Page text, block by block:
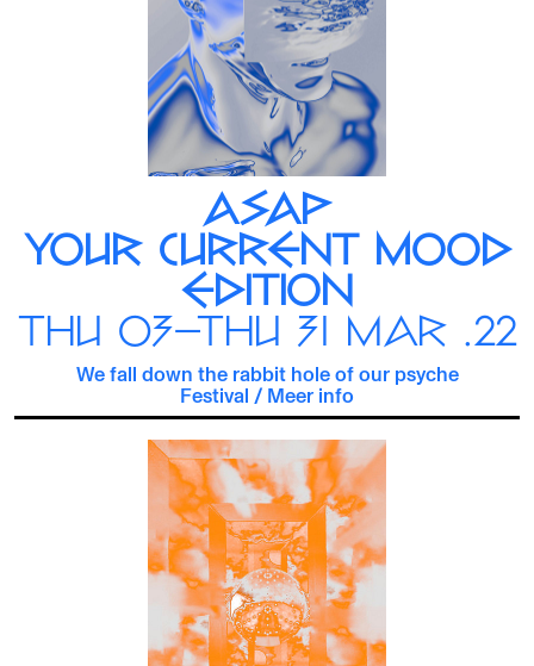
ASAP
YOUR CURRENT MOOD
EDITION
THU 03—THU 31 MAR .22
We fall down the rabbit hole of our psyche
Festival / Meer info